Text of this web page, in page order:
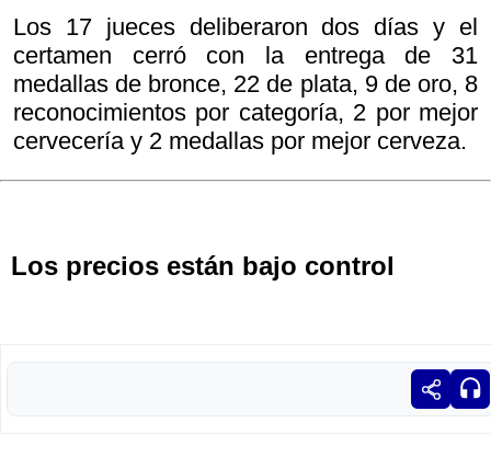
Los 17 jueces deliberaron dos días y el
certamen cerró con la entrega de 31
medallas de bronce, 22 de plata, 9 de oro, 8
reconocimientos por categoría, 2 por mejor
cervecería y 2 medallas por mejor cerveza.
Los precios están bajo control